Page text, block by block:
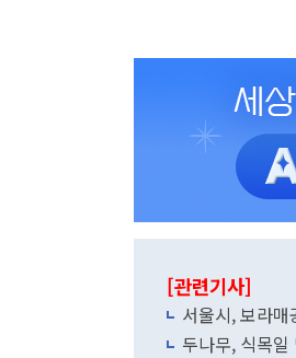
[관련기사]
서울시, 보라
두나무, 식목